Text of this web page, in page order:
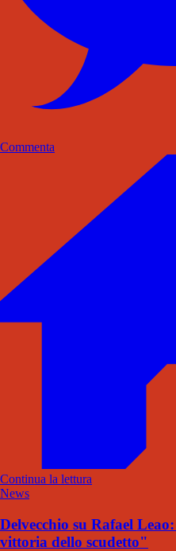
Commenta
Continua la lettura
News
Delvecchio su Rafael
vittoria dello scudetto"